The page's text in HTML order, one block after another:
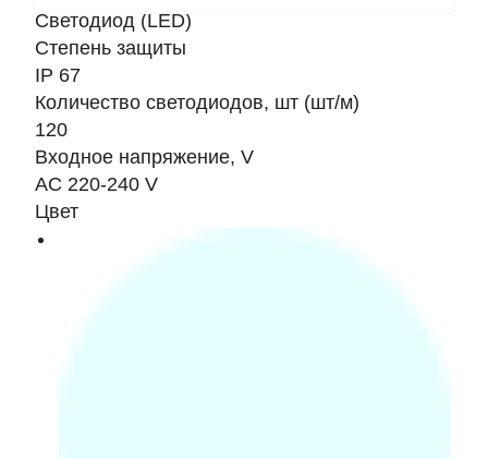
Светодиод (LED)
Степень защиты
IP 67
Количество светодиодов, шт (шт/м)
120
Входное напряжение, V
AC 220-240 V
Цвет